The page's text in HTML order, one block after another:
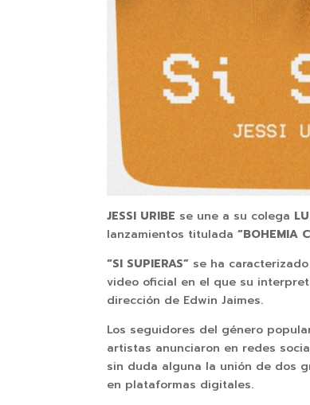
JESSI URIBE se une a su colega
lanzamientos titulada “BOHEMIA
“SI SUPIERAS” se ha
video oficial en el que su
dirección de Edwin Jaimes.
Los seguidores del género
artistas anunciaron en redes
sin duda alguna la unión de dos
en plataformas digitales.